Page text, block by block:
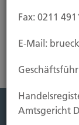
Fax: 0211
E-Mail:
Amtsgericht